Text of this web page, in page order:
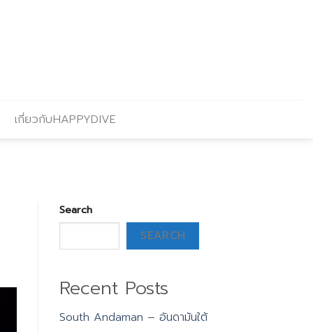
เกี่ยวกับHAPPYDIVE
Search
SEARCH
Recent Posts
South Andaman – อันดามันใต้